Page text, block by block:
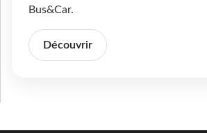
Bus&Car.
Découvrir